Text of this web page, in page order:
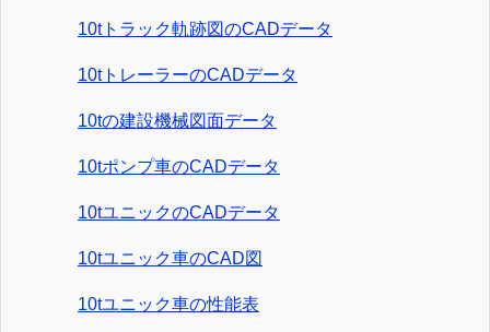
10tトラック軌跡図のCADデータ
10tトレーラーのCADデータ
10tの建設機械図面データ
10tポンプ車のCADデータ
10tユニックのCADデータ
10tユニック車のCAD図
10tユニック車の性能表